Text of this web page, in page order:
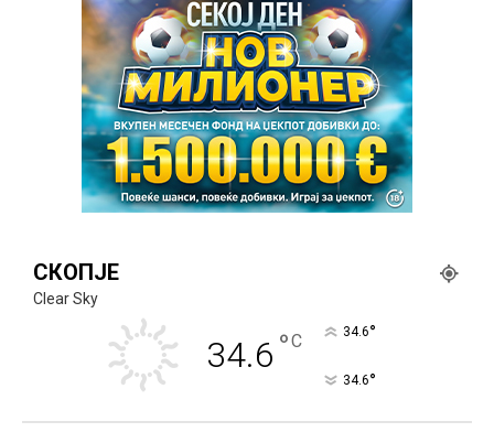
СКОПЈЕ
Clear Sky
34.6 °C 34.6°
34.6°